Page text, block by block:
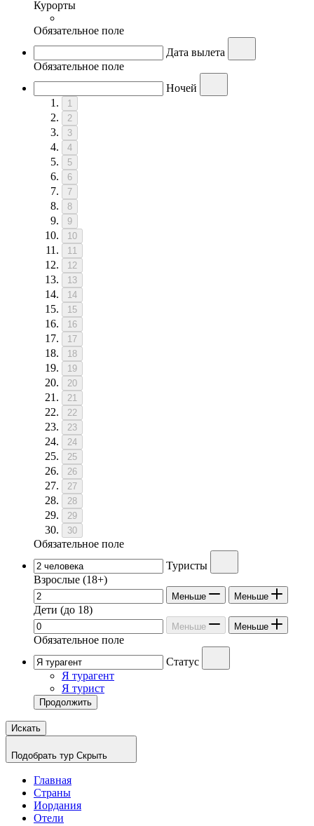
Курорты
Обязательное поле
Дата вылета
Обязательное поле
Ночей
1
2
3
4
5
6
7
8
9
10
11
12
13
14
15
16
17
18
19
20
21
22
23
24
25
26
27
28
29
30
Обязательное поле
Туристы
Взрослые (18+)
Меньше Меньше
Дети (до 18)
Меньше Меньше
Обязательное поле
Статус
Я турагент
Я турист
Продолжить
Искать
Подобрать тур Скрыть
Главная
Страны
Иордания
Отели